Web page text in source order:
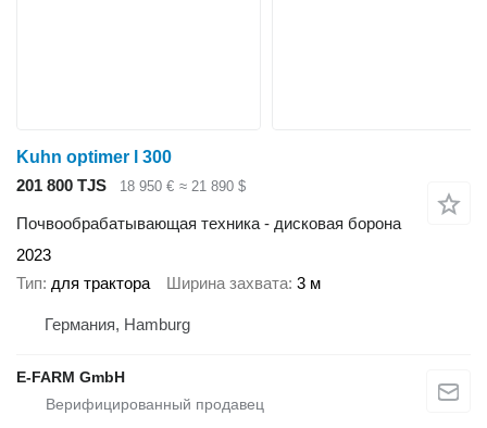
Kuhn optimer l 300
201 800 TJS
18 950 € ≈ 21 890 $
Почвообрабатывающая техника - дисковая борона
2023
Тип для трактора Ширина захвата 3 м
Германия, Hamburg
E-FARM GmbH